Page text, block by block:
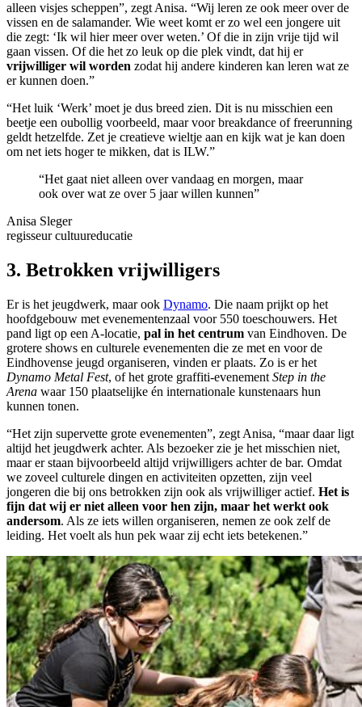
alleen visjes scheppen”, zegt Anisa. “Wij leren ze ook meer over de
vissen en de salamander. Wie weet komt er zo wel een jongere uit
die zegt: ‘Ik wil hier meer over weten.’ Of die in zijn vrije tijd wil
gaan vissen. Of die het zo leuk op die plek vindt, dat hij er
vrijwilliger wil worden zodat hij andere kinderen kan leren wat ze
er kunnen doen.”
“Het luik ‘Werk’ moet je dus breed zien. Dit is nu misschien een
beetje een oubollig voorbeeld, maar voor breakdance of freerunning
geldt hetzelfde. Zet je creatieve wieltje aan en kijk wat je kan doen
om net iets hoger te mikken, dat is ILW.”
“Het gaat niet alleen over vandaag en morgen, maar
ook over wat ze over 5 jaar willen kunnen”
Anisa Sleger
regisseur cultuureducatie
3. Betrokken vrijwilligers
Er is het jeugdwerk, maar ook Dynamo. Die naam prijkt op het
hoofdgebouw met evenementenzaal voor 550 toeschouwers. Het
pand ligt op een A-locatie, pal in het centrum van Eindhoven. De
grotere shows en culturele evenementen die ze met en voor de
Eindhovense jeugd organiseren, vinden er plaats. Zo is er het
Dynamo Metal Fest, of het grote graffiti-evenement Step in the
Arena waar 150 plaatselijke én internationale kunstenaars hun
kunnen tonen.
“Het zijn supervette grote evenementen”, zegt Anisa, “maar daar ligt
altijd het jeugdwerk achter. Als bezoeker zie je het misschien niet,
maar er staan bijvoorbeeld altijd vrijwilligers achter de bar. Omdat
we zoveel culturele dingen en activiteiten opzetten, zijn veel
jongeren die bij ons betrokken zijn ook als vrijwilliger actief. Het is
fijn dat wij er niet alleen voor hen zijn, maar het werkt ook
andersom. Als ze iets willen organiseren, nemen ze ook zelf de
leiding. Het voelt als hun pek waar zij echt iets betekenen.”